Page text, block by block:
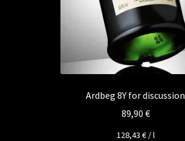
Ardbeg 8Y for discussion
89,90 €
128,43 €/l